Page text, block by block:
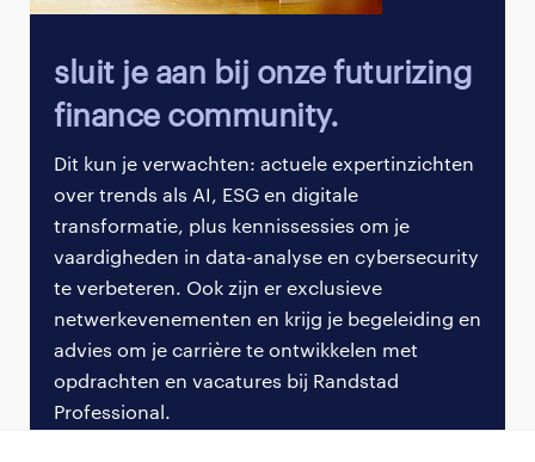
belangrijk is
Stel je voor: twee kandidaten solliciteren naar
indrukwekkende cv’s en sterke technische
vaardigheden. Maar één kandidaat heeft een
levendige online aanwezigheid, deelt actief
inzichten over duurzame financiën en neemt deel
aan ESG-discussies. De andere kandidaat heeft een
minimaal LinkedIn-profiel en heeft niet nagedacht
over zijn persoonlijke merk. Wie denk je dat een
voorsprong heeft?
sluit je aan bij onze futurizing
finance community.
Dit kun je verwachten: actuele expertinzichten
over trends als AI, ESG en digitale
transformatie, plus kennissessies om je
vaardigheden in data-analyse en cybersecurity
te verbeteren. Ook zijn er exclusieve
netwerkevenementen en krijg je begeleiding en
advies om je carrière te ontwikkelen met
opdrachten en vacatures bij Randstad
Professional.